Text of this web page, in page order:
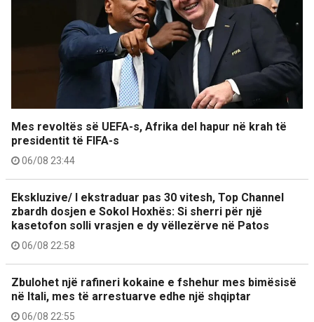
Mes revoltës së UEFA-s, Afrika del hapur në krah të
presidentit të FIFA-s
06/08 23:44
Ekskluzive/ I ekstraduar pas 30 vitesh, Top Channel
zbardh dosjen e Sokol Hoxhës: Si sherri për një
kasetofon solli vrasjen e dy vëllezërve në Patos
06/08 22:58
Zbulohet një rafineri kokaine e fshehur mes bimësisë
në Itali, mes të arrestuarve edhe një shqiptar
06/08 22:55